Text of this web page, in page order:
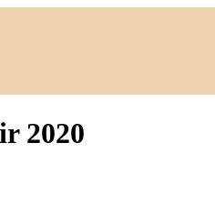
2020